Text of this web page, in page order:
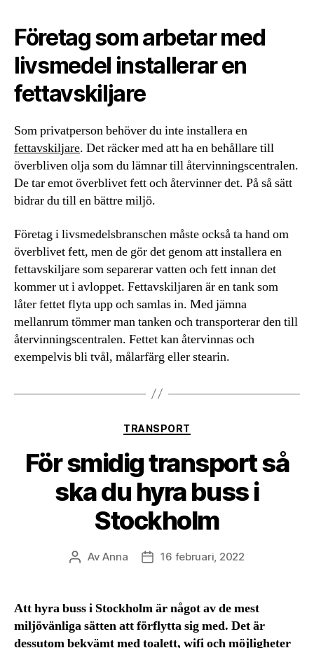
Företag som arbetar med
livsmedel installerar en
fettavskiljare
Som privatperson behöver du inte installera en
fettavskiljare. Det räcker med att ha en behållare till
överbliven olja som du lämnar till återvinningscentralen.
De tar emot överblivet fett och återvinner det. På så sätt
bidrar du till en bättre miljö.
Företag i livsmedelsbranschen måste också ta hand om
överblivet fett, men de gör det genom att installera en
fettavskiljare som separerar vatten och fett innan det
kommer ut i avloppet. Fettavskiljaren är en tank som
låter fettet flyta upp och samlas in. Med jämna
mellanrum tömmer man tanken och transporterar den till
återvinningscentralen. Fettet kan återvinnas och
exempelvis bli tvål, målarfärg eller stearin.
Kategorier
TRANSPORT
För smidig transport så
ska du hyra buss i
Stockholm
Inläggsförfattare
AvAnna Inläggsdatum
16 februari, 2022
Att hyra buss i Stockholm är något av de mest
miljövänliga sätten att förflytta sig med. Det är
dessutom bekvämt med toalett, wifi och möjligheter